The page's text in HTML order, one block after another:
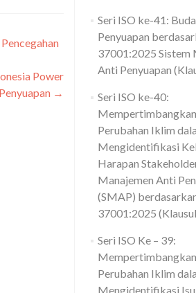
Power
→
Seri ISO ke-41:
Penyuapan
37001:2025 Sistem
Anti Penyuapan
Seri ISO ke-40:
Perubahan Iklim
Mengidentifikasi
Harapan
Manajemen Anti
(SMAP)
37001:2025
Seri ISO Ke – 39:
Perubahan Iklim
Mengidentifikasi